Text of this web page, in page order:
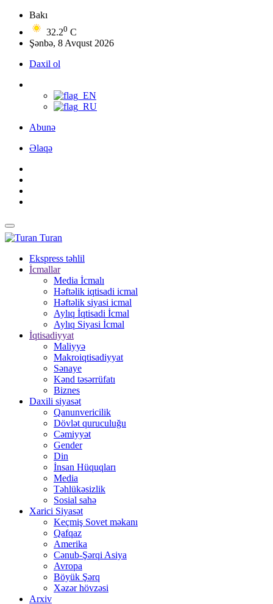
Bakı
32.20 C
Şənbə, 8 Avqust 2026
Daxil ol
Abunə
Əlaqə
Turan
Ekspress təhlil
İcmallar
Media İcmalı
Həftəlik iqtisadi icmal
Həftəlik siyasi icmal
Aylıq İqtisadi İcmal
Aylıq Siyasi İcmal
İqtisadiyyat
Maliyyə
Makroiqtisadiyyat
Sənaye
Kənd təsərrüfatı
Biznes
Daxili siyasət
Qanunvericilik
Dövlət quruculuğu
Cəmiyyət
Gender
Din
İnsan Hüquqları
Media
Təhlükəsizlik
Sosial sahə
Xarici Siyasət
Keçmiş Sovet məkanı
Qafqaz
Amerika
Cənub-Şərqi Asiya
Avropa
Böyük Şərq
Xəzər hövzəsi
Arxiv